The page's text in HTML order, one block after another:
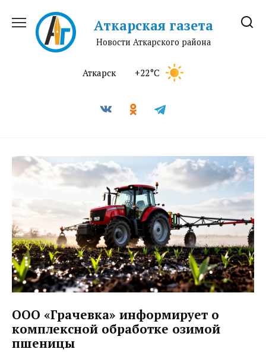
содержанию
Аткарская газета
Новости Аткарского района
Аткарск +22°C
ООО «Грачевка» информирует о
комплексной обработке озимой
пшеницы